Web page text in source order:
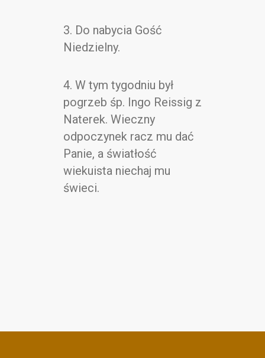
3. Do nabycia Gość
Niedzielny.
4. W tym tygodniu był
pogrzeb śp. Ingo Reissig z
Naterek. Wieczny
odpoczynek racz mu dać
Panie, a światłość
wiekuista niechaj mu
świeci.